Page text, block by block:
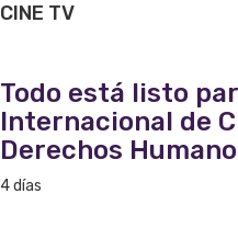
CINE TV
Todo está listo
Internacional de
Derechos
4 días